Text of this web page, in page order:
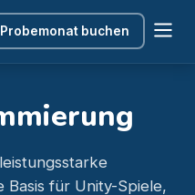
Probemonat buchen
Basis für Unity-Spiele,